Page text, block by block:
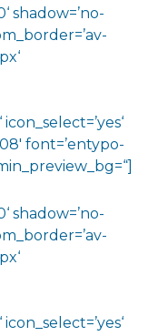
shadow=’no-
font=’entypo-
shadow=’no-